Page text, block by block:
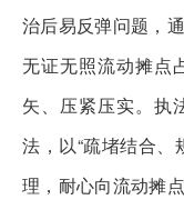
治后易反弹问题，
无证无照流动摊点
矢、压紧压实。执
法，以“疏堵结合、
理，耐心向流动摊